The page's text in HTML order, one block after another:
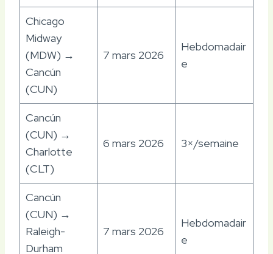
Chicago
Midway
(MDW) →
Cancún
(CUN)
7 mars 2026
Hebdomadair
e
Cancún
(CUN) →
Charlotte
(CLT)
6 mars 2026 3×/semaine
Cancún
(CUN) →
Raleigh-
Durham
7 mars 2026
Hebdomadair
e